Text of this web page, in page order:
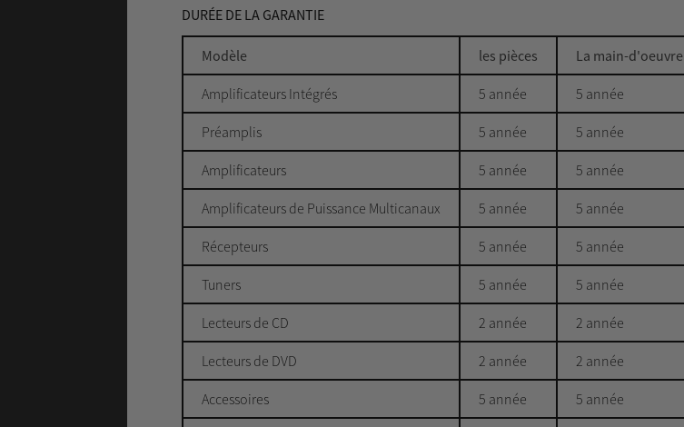
DURÉE DE LA GARANTIE
Modèle les pièces La main-d'oeuvre
Amplificateurs Intégrés 5 année 5 année
Préamplis 5 année 5 année
Amplificateurs 5 année 5 année
Amplificateurs de Puissance Multicanaux 5 année 5 année
Récepteurs 5 année 5 année
Tuners 5 année 5 année
Lecteurs de CD 2 année 2 année
Lecteurs de DVD 2 année 2 année
Accessoires 5 année 5 année